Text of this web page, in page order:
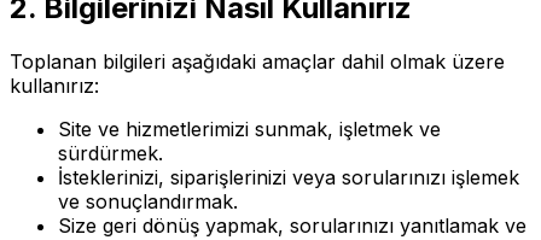
2. Bilgilerinizi Nasıl Kullanırız
Toplanan bilgileri aşağıdaki amaçlar dahil olmak üzere
kullanırız:
Site ve hizmetlerimizi sunmak, işletmek ve
sürdürmek.
İsteklerinizi, siparişlerinizi veya sorularınızı işlemek
ve sonuçlandırmak.
Size geri dönüş yapmak, sorularınızı yanıtlamak ve